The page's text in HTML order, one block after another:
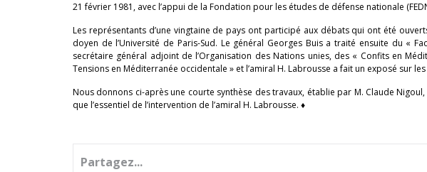
21 février 1981, avec l’appui de la Fondation pour les études de défense nationale
Les représentants d’une vingtaine de pays ont participé aux débats qui ont été
doyen de l’Université de Paris-Sud. Le général Georges Buis a traité ensuite du «
secrétaire général adjoint de l’Organisation des Nations unies, des « Confits en
Tensions en Méditerranée occidentale » et l’amiral H. Labrousse a fait un exposé sur
Nous donnons ci-après une courte synthèse des travaux, établie par M. Claude
que l’essentiel de l’intervention de l’amiral H. Labrousse. ♦
Partagez...